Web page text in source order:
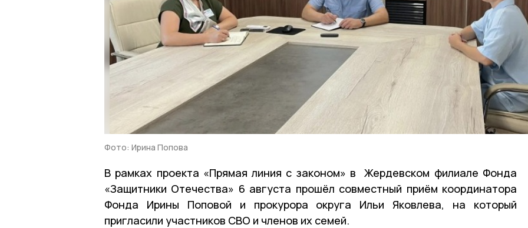
Фото: Ирина Попова
В рамках проекта «Прямая линия с законом» в Жердевском филиале Фонда
«Защитники Отечества» 6 августа прошёл совместный приём координатора
Фонда Ирины Поповой и прокурора округа Ильи Яковлева, на который
пригласили участников СВО и членов их семей.